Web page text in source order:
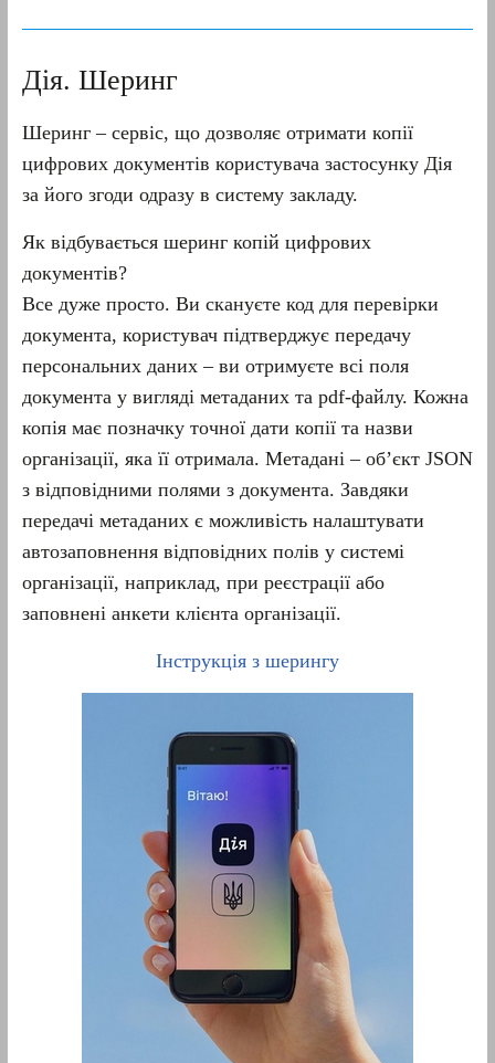
Дія. Шеринг
Шеринг – сервіс, що дозволяє отримати копії
цифрових документів користувача застосунку Дія
за його згоди одразу в систему закладу.
Як відбувається шеринг копій цифрових
документів?
Все дуже просто. Ви скануєте код для перевірки
документа, користувач підтверджує передачу
персональних даних – ви отримуєте всі поля
документа у вигляді метаданих та pdf-файлу. Кожна
копія має позначку точної дати копії та назви
організації, яка її отримала. Метадані – об’єкт JSON
з відповідними полями з документа. Завдяки
передачі метаданих є можливість налаштувати
автозаповнення відповідних полів у системі
організації, наприклад, при реєстрації або
заповнені анкети клієнта організації.
Інструкція з шерингу